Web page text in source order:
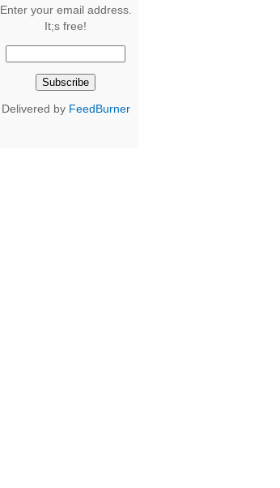
Enter your email address.
It;s free!
Delivered by FeedBurner